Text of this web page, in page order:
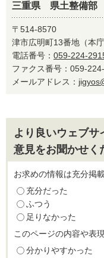
三重県 県土整備部
〒514-8570
津市広明町13番地（本庁
電話番号： 059-224-
ファクス番号：059-
メールアドレス：
より良いウェブサ
意見をお聞かせく
お求めの情報は充分掲
充分だった
ふつう
足りなかった
このページの内容や表
分かりやすかった